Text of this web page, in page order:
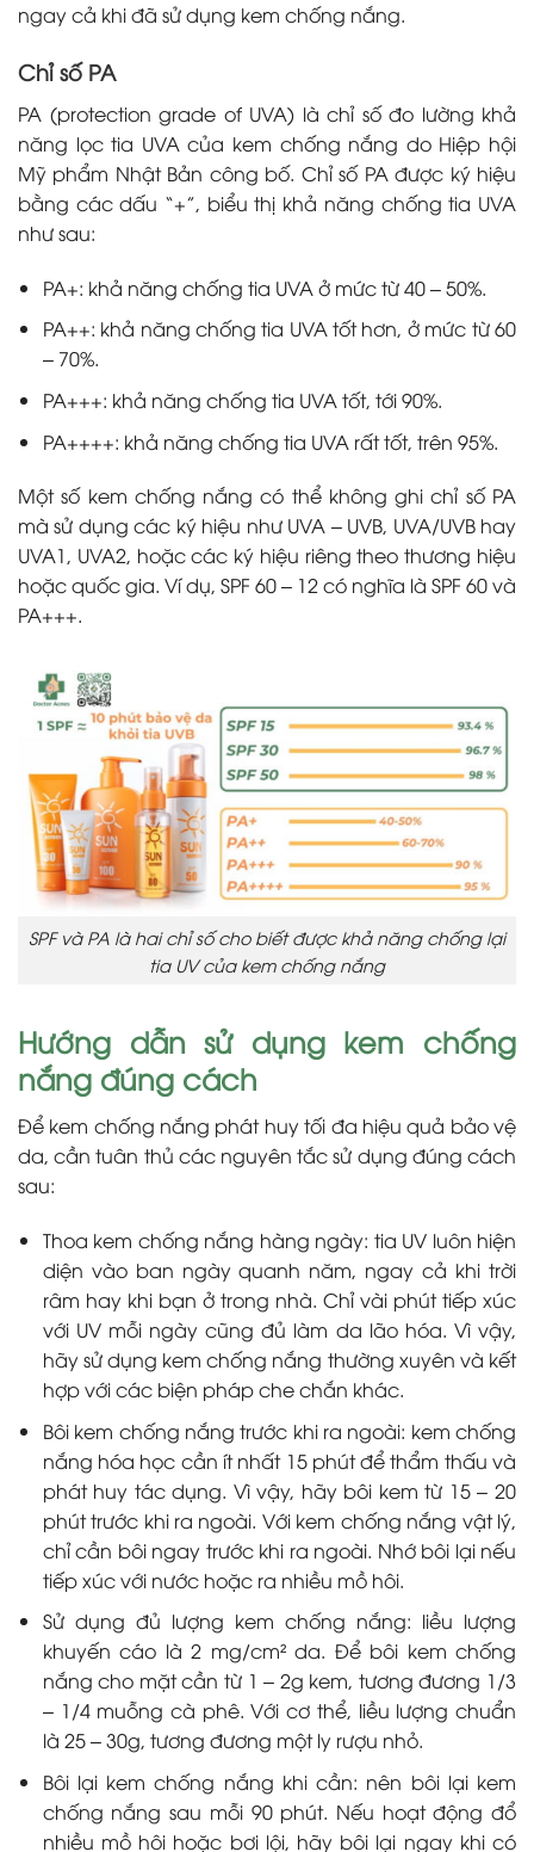
ngay cả khi đã sử dụng kem chống nắng.
Chỉ số PA
PA (protection grade of UVA) là chỉ số đo lường khả
năng lọc tia UVA của kem chống nắng do Hiệp hội
Mỹ phẩm Nhật Bản công bố. Chỉ số PA được ký hiệu
bằng các dấu “+”, biểu thị khả năng chống tia UVA
như sau:
PA+: khả năng chống tia UVA ở mức từ 40 – 50%.
PA++: khả năng chống tia UVA tốt hơn, ở mức từ 60
– 70%.
PA+++: khả năng chống tia UVA tốt, tới 90%.
PA++++: khả năng chống tia UVA rất tốt, trên 95%.
Một số kem chống nắng có thể không ghi chỉ số PA
mà sử dụng các ký hiệu như UVA – UVB, UVA/UVB hay
UVA1, UVA2, hoặc các ký hiệu riêng theo thương hiệu
hoặc quốc gia. Ví dụ, SPF 60 – 12 có nghĩa là SPF 60 và
PA+++.
SPF và PA là hai chỉ số cho biết được khả năng chống lại
tia UV của kem chống nắng
Hướng dẫn sử dụng kem chống
nắng đúng cách
Để kem chống nắng phát huy tối đa hiệu quả bảo vệ
da, cần tuân thủ các nguyên tắc sử dụng đúng cách
sau:
Thoa kem chống nắng hàng ngày: tia UV luôn hiện
diện vào ban ngày quanh năm, ngay cả khi trời
râm hay khi bạn ở trong nhà. Chỉ vài phút tiếp xúc
với UV mỗi ngày cũng đủ làm da lão hóa. Vì vậy,
hãy sử dụng kem chống nắng thường xuyên và kết
hợp với các biện pháp che chắn khác.
Bôi kem chống nắng trước khi ra ngoài: kem chống
nắng hóa học cần ít nhất 15 phút để thẩm thấu và
phát huy tác dụng. Vì vậy, hãy bôi kem từ 15 – 20
phút trước khi ra ngoài. Với kem chống nắng vật lý,
chỉ cần bôi ngay trước khi ra ngoài. Nhớ bôi lại nếu
tiếp xúc với nước hoặc ra nhiều mồ hôi.
Sử dụng đủ lượng kem chống nắng: liều lượng
khuyến cáo là 2 mg/cm² da. Để bôi kem chống
nắng cho mặt cần từ 1 – 2g kem, tương đương 1/3
– 1/4 muỗng cà phê. Với cơ thể, liều lượng chuẩn
là 25 – 30g, tương đương một ly rượu nhỏ.
Bôi lại kem chống nắng khi cần: nên bôi lại kem
chống nắng sau mỗi 90 phút. Nếu hoạt động đổ
nhiều mồ hôi hoặc bơi lội, hãy bôi lại ngay khi có